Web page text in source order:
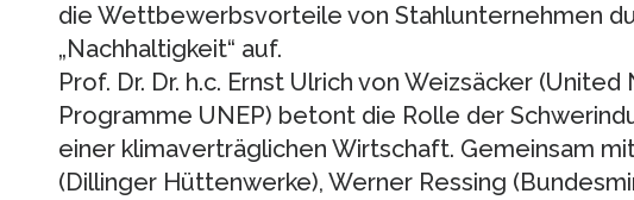
die Wettbewerbsvorteile von Stahlunternehmen
„Nachhaltigkeit“ auf.
Prof. Dr. Dr. h.c. Ernst Ulrich von Weizsäcker
Programme UNEP) betont die Rolle der
einer klimaverträglichen Wirtschaft. Gemeinsam
(Dillinger Hüttenwerke), Werner Ressing